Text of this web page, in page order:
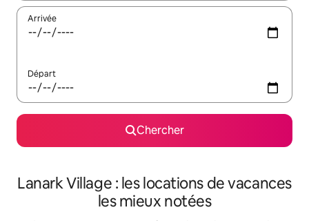
Arrivée
Départ
Chercher
Lanark Village : les locations de vacances
les mieux notées